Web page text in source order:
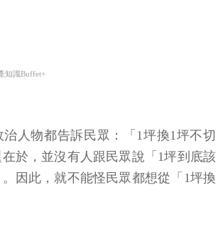
知識Buffet+
人物都告訴民眾：「1坪換1坪不切
於，並沒有人跟民眾說「1坪到底該
因此，就不能怪民眾都想從「1坪換